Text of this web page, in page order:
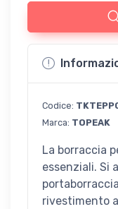
Codice:
Marca: TOPEAK
La borraccia
essenziali. Si
rivestimento